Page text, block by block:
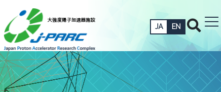
JA EN